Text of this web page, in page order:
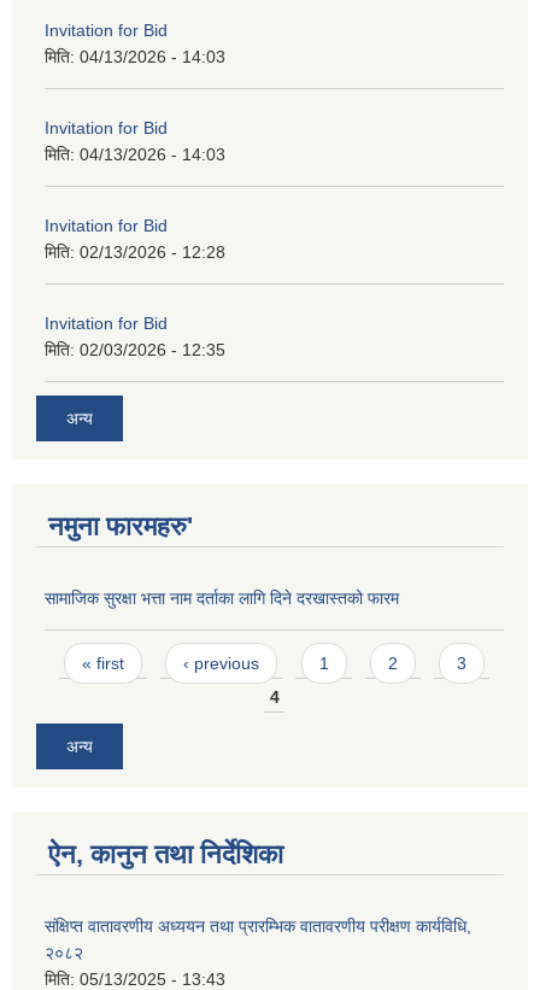
Invitation for Bid
मिति: 04/13/2026 - 14:03
Invitation for Bid
मिति: 04/13/2026 - 14:03
Invitation for Bid
मिति: 02/13/2026 - 12:28
Invitation for Bid
मिति: 02/03/2026 - 12:35
अन्य
नमुना फारमहरु'
सामाजिक सुरक्षा भत्ता नाम दर्ताका लागि दिने दरखास्तको फारम
Pages
« first ‹ previous 1 2
3
4
अन्य
ऐन, कानुन तथा निर्देशिका
संक्षिप्त वातावरणीय अध्ययन तथा प्रारम्भिक वातावरणीय परीक्षण कार्यविधि,
२०८२
मिति: 05/13/2025 - 13:43